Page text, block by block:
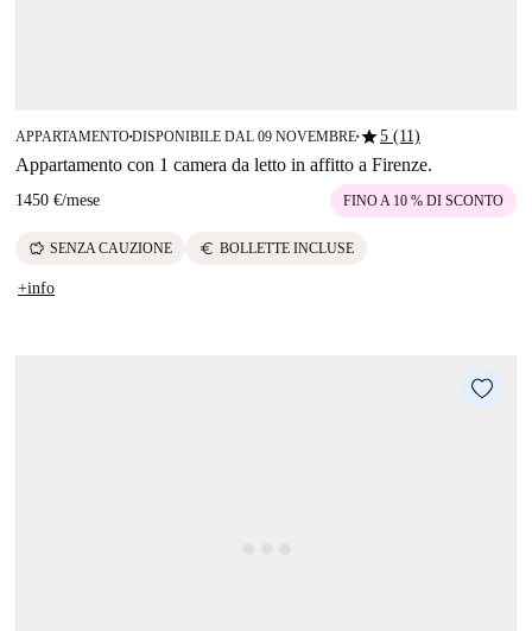
APPARTAMENTO■DISPONIBILE DAL 09 NOVEMBRE■star5 (11)
Appartamento con 1 camera da letto in affitto a Firenze.
1450 €/mese FINO A 10 % DI SCONTO
savings SENZA CAUZIONE euro BOLLETTE INCLUSE
+info